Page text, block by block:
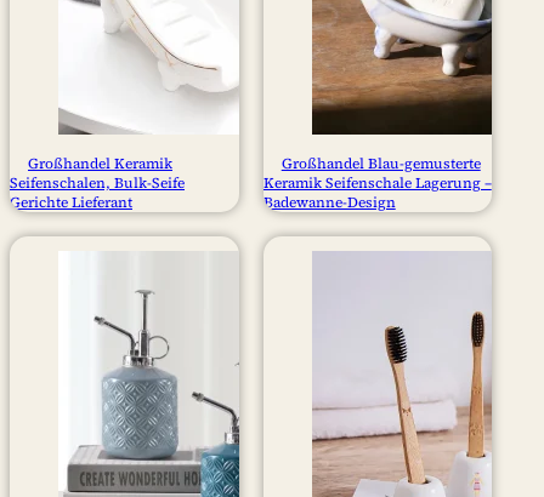
Großhandel Keramik
Seifenschalen, Bulk-Seife
Gerichte Lieferant
Großhandel Blau-gemusterte
Keramik Seifenschale Lagerung –
Badewanne-Design